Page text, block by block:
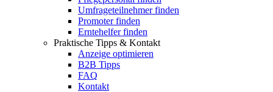
Umfrageteilnehmer finden
Promoter finden
Erntehelfer finden
Praktische Tipps & Kontakt
Anzeige optimieren
B2B Tipps
FAQ
Kontakt